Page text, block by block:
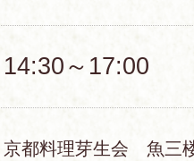
14:30～17:00
京都料理芽生会 魚三